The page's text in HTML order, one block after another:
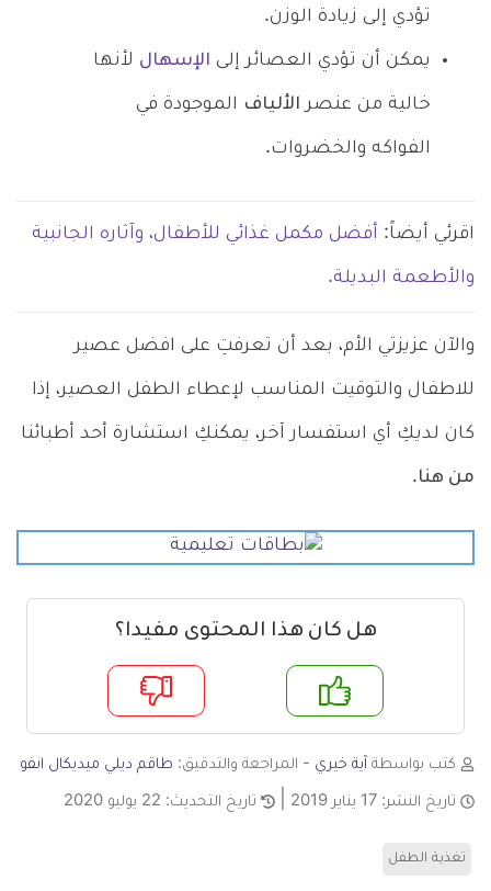
تؤدي إلى زيادة الوزن.
يمكن أن تؤدي العصائر إلى الإسهال لأنها
خالية من عنصر الألياف الموجودة في
الفواكه والخضروات.
اقرئي أيضاً: أفضل مكمل غذائي للأطفال، وآثاره الجانبية
والأطعمة البديلة.
والآن عزيزتي الأم، بعد أن تعرفتِ على افضل عصير
للاطفال والتوقيت المناسب لإعطاء الطفل العصير، إذا
كان لديكِ أي استفسار آخر، يمكنكِ استشارة أحد أطبائنا
من هنا.
هل كان هذا المحتوى مفيدا؟
لا
كتب بواسطة آية خيري - المراجعة والتدقيق: طاقم ديلي ميديكال انفو
تاريخ النشر: 17 يناير 2019 تاريخ التحديث: 22 يوليو 2020
تغذية الطفل